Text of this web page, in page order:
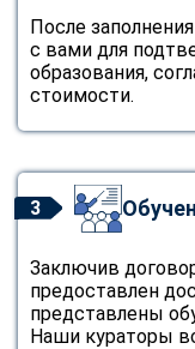
После
с вами для
образования,
стоимости.
3
Заключив
предоставлен
представлены
Наши кураторы